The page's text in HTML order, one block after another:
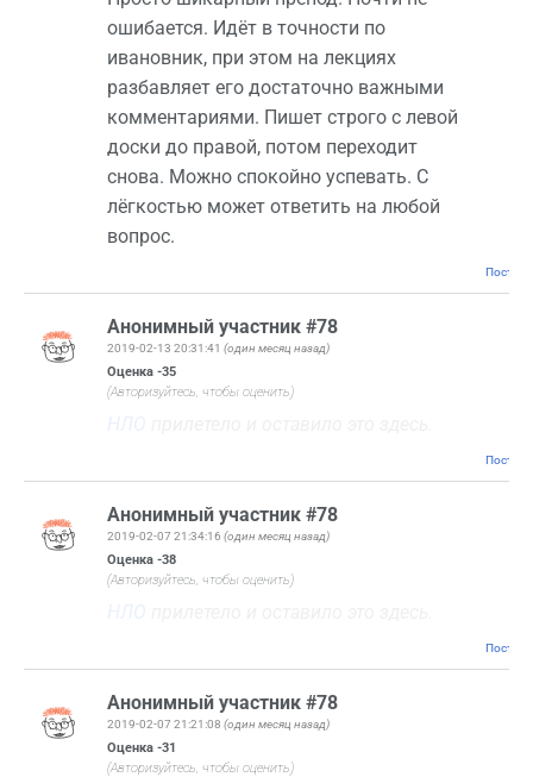
ошибается. Идёт в точности по
ивановник, при этом на лекциях
разбавляет его достаточно важными
комментариями. Пишет строго с левой
доски до правой, потом переходит
снова. Можно спокойно успевать. С
лёгкостью может ответить на любой
вопрос.
Анонимный участник #78
2019-02-13 20:31:41 (один месяц назад)
Оценка -35
(Авторизуйтесь, чтобы оценить)
Анонимный участник #78
2019-02-07 21:34:16 (один месяц назад)
Оценка -38
(Авторизуйтесь, чтобы оценить)
Анонимный участник #78
2019-02-07 21:21:08 (один месяц назад)
Оценка -31
(Авторизуйтесь, чтобы оценить)